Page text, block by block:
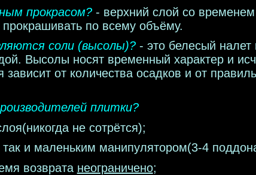
прокрасом? - верхний слой со
по всему объёму.
соли (высолы)? - это белесый налет
Высолы носят временный характер и
от количества осадков и от
плитки?
не сотрётся);
и маленьким манипулятором(3-4
возврата неограничено;